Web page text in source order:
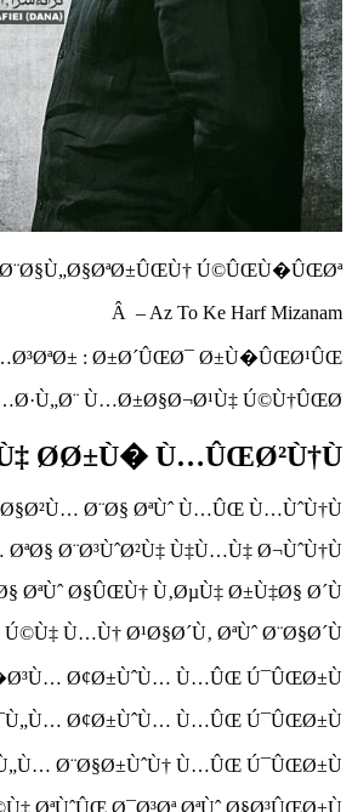
Ú©ÛŒÙ�ÛŒØª
Â – Az To Ke Harf Mizanam
: Ø±Ø´ÛŒØ¯ Ø±Ù�ÛŒØ¹ÛŒ
Ù…Ø±Ø§Ø¬Ø¹Ù‡ Ú©Ù†ÛŒØ¯ …
Ø­Ø±Ù� Ù…ÛŒØ²Ù†Ù… :
Ø¨Ø§ ØªÙˆ Ù…ÛŒ Ù…ÙˆÙ†Ù…
Ø¨Ø³ÙˆØ²Ù‡ Ù‡Ù…Ù‡ Ø¬ÙˆÙ†Ù…
Ø§ÛŒÙ† Ù‚ØµÙ‡ Ø±Ù‡Ø§ Ø´Ù…
Ù…Ù† Ø¹Ø§Ø´Ù‚ ØªÙˆ Ø¨Ø§Ø´Ù…
Ø¢Ø±ÙˆÙ… Ù…ÛŒ Ú¯ÛŒØ±Ù‡
Ø¢Ø±ÙˆÙ… Ù…ÛŒ Ú¯ÛŒØ±Ù‡
Ø¨Ø§Ø±ÙˆÙ† Ù…ÛŒ Ú¯ÛŒØ±Ù‡